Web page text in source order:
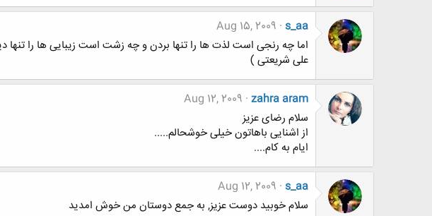
s_aa
Aug 15, 2009
اما چه رنجی است لذت ها را تنها بردن و چه زشت است زیبایی ها را
علی شریعتی )
zahra aram
Aug 12, 2009
سلام رضای عزیز
از اشنایی باهاتون خیلی خوشحالم.....
ایام به کام....
s_aa
Aug 12, 2009
سلام خوبید دوست عزیز, به جمع دوستان من خوش امدید